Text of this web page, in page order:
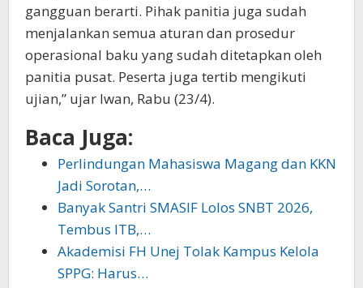
gangguan berarti. Pihak panitia juga sudah
menjalankan semua aturan dan prosedur
operasional baku yang sudah ditetapkan oleh
panitia pusat. Peserta juga tertib mengikuti
ujian,” ujar Iwan, Rabu (23/4).
Baca Juga:
Perlindungan Mahasiswa Magang dan KKN
Jadi Sorotan,…
Banyak Santri SMASIF Lolos SNBT 2026,
Tembus ITB,…
Akademisi FH Unej Tolak Kampus Kelola
SPPG: Harus…